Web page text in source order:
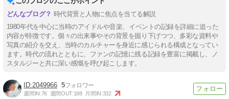
時代背景と人物に焦点を当てる解説
1980年代を中心に当時のアイドルや音楽、イベントの記録を詳細に追った
内容が特徴です。個々の出来事やその背景を掘り下げつつ、多彩な資料や
写真の紹介を交え、当時のカルチャーを身近に感じられる構成となってい
ます。時代の流れとともに、ファンの記憶に残る記録を豊富に掲載し、ノ
スタルジーと共に深い感慨を呼び起こします。
2049966 5
週間IN:76 週間OUT:188 月間IN:332